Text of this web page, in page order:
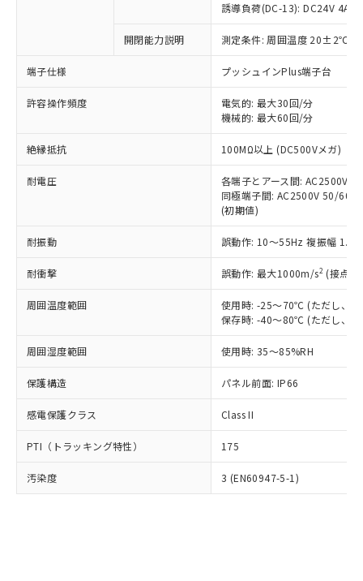
誘導負荷(DC-13): DC24V 4A/
開閉能力説明 測定条件: 周囲温度 20±2℃、
端子仕様 プッシュインPlus端子台
許容操作頻度
電気的: 最大30回/分
機械的: 最大60回/分
絶縁抵抗 100MΩ以上 (DC500Vメガ)
耐電圧
各端子とアース間: AC2500V
同極端子間: AC2500V 50/
(初期値)
耐振動 誤動作: 10～55Hz 複振幅
耐衝撃 誤動作: 最大1000m/s2 (接点
周囲温度範囲
使用時: -25～70℃ (ただし、氷
保存時: -40～80℃ (ただし、氷
周囲湿度範囲 使用時: 35～85%RH
保護構造 パネル前面: IP66
感電保護クラス Class II
PTI（トラッキング特性） 175
汚染度 3 (EN60947-5-1)
以下の条件をお読みいただき、同意のうえ
本サービスは、当社制御機器事業取扱
商品の当社在庫状況および標準価格
(税抜)を提供させていただくもので
当社制御機器事業取扱商品の中には、
本サービスの対象外となる商品もある
ことをご了承ください。
在庫状況および標準価格照会結果は、
記載している更新日時点での社内デー
タに基づき作成されるものであり、閲
覧された時点での実際の在庫および標
準価格とは異なる場合があることをご
正式な納期状況および標準価格はお客
様のお取引先、またはお客様担当のオ
ムロン制御機器販売店・当社販売員に
オムロン制御機器販売店や当社販売拠
販売ネットワーク
」をご確認
ください。
在庫状況および標準価格結果を当社の
事前の承諾なく第三者に漏洩または開
示しないようお願いします。
マイパーツ機能（部品リスト作成サー
ビス）をご利用いただくには、I-Web
対応予定なし：EU RoHS指令（10物質）の
非含有に非対応の商品で、対応品を出す予
調査・確認中：EU RoHS指令（10物質）の
非含有の対応状況を調査中または確認中の
商品です。
害物質有無と関係のない商品です。
仕入先様の事情により、非含有部品として
いたものが、含有品と判明した場合などや
むを得ず変更することがあります。
鉛(Pb) 1000ppm以下、 水銀(Hg) 1000ppm以下、 カド
六価クロム(Cr(Ⅵ)) 1000ppm以下、ポリ臭化ビフェニル
類(PBB) 1000ppm以下、ポリ臭化ジフェニルエーテル類
(PBDE) 1000ppm以下、フタル酸ビス(2-エチルヘキシ
ル) (DEHP)(別名：DOP) 1000ppm以下、フタル酸ブチ
ルベンジル（BBP） 1000ppm以下、フタル酸ジブチル
（DBP） 1000ppm以下、フタル酸ジイソブチル
但し、RoHS指令で産業用監視および制御機器に対する
フタル酸エステル類の４物質については閾値を超える意
図的な使用がないことを確認しています。
※2 対応予定月
部品在庫の切り替え状況などにより、予定
月が前後することがあります。
「○」：最大均質材料含有率が中国RoHSの
基準値以下であることを示します。
「×」：最大均質材料含有率が中国RoHSの
基準値を超えていることを示します。
「－」：未確認です。当社販売部門へお問
*中国RoHS10物質の基準値 (GB/T26572)：
Pb(鉛) :1000ppm、 Hg(水銀) : 1000ppm、 Cd(カドミウ
Cr(Ⅵ)(六価クロム) : 1000ppm、 PBBs(ポリ臭化ビフェ
ニル類) : 1000ppm、 PBDEs(ポリ臭化ジフェニルエーテ
ル類) : 1000ppm、
DBP(フタル酸ジブチル) : 1000ppm、 DIBP(フタル酸ジ
DEHP(フタル酸ビス(2-エチルヘキシル)) : 1000ppm
「ｅ」：有害物質（10物質）のすべてが基
準値以下であることを示します。
「10」：通常の使用状況下において有害物
質が外部に漏えいし、環境に深刻な影響を
当社は、これら貴社製品のうち、外国
為替および外国貿易法に定める商品
（以下｢規制貨物等」という）を輸出
または国外への提供する場合は、日本
国政府の輸出許可(または役務取引許
可)を取得するなどの必要な手続きを
当社は規制貨物を破棄する場合は、完
全に破砕するなど、違法に輸出されな
いよう必要な手段を講じます。
当社は貴社製品を、核兵器、ミサイ
ル、化学兵器、生物兵器またはその他
武器並びにこれらの製造装置等に一切
当社は、貴社製品を第三者に販売する
場合は、上記1、2および3の内容を当
該第三者に通知します。また当社は、
販売先および販売に係わる関係者が違
法に輸出するおそれがある場合は、取
一定数以上の在庫あり
一定数には満たないが在庫あり
在庫なし(最新の在庫状況につ
いては、お客様のお取引先、ま
たはお客様担当のオムロン制御
機器販売店・当社販売員にご確
認ください)
白
受注生産機種、また在庫状況の
情報を公開していない機種